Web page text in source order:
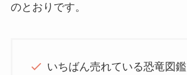
のとおりです。
いちばん売れている恐竜図